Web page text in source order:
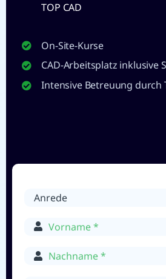
TOP CAD
On-Site-Kurse
CAD-Arbeitsplatz inklusive
Intensive Betreuung durch